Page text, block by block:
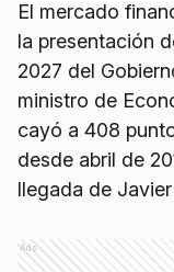
El mercado
la presentación
2027 del
ministro de
cayó a 408
desde abril de
llegada de
Ads